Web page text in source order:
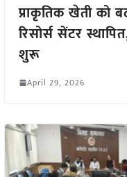
प्राकृतिक खेती को
रिसोर्स सेंटर
शुरू
April 29, 2026